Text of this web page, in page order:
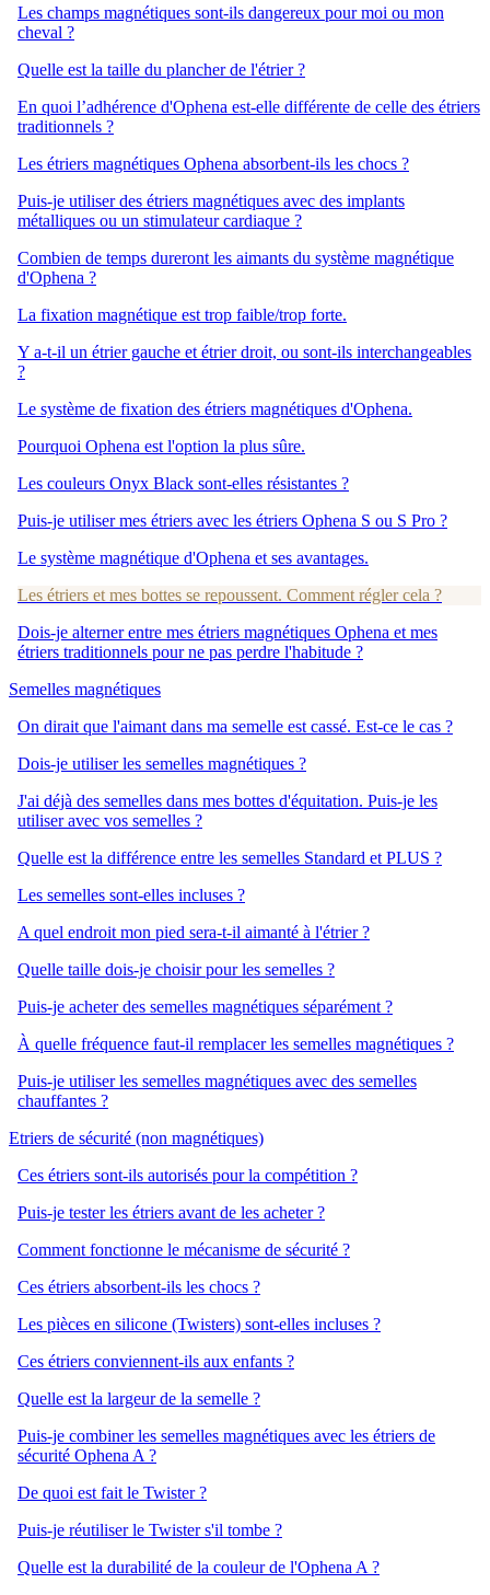
Les champs magnétiques sont-ils dangereux pour moi ou mon
cheval ?
Quelle est la taille du plancher de l'étrier ?
En quoi l’adhérence d'Ophena est-elle différente de celle des étriers
traditionnels ?
Les étriers magnétiques Ophena absorbent-ils les chocs ?
Puis-je utiliser des étriers magnétiques avec des implants
métalliques ou un stimulateur cardiaque ?
Combien de temps dureront les aimants du système magnétique
d'Ophena ?
La fixation magnétique est trop faible/trop forte.
Y a-t-il un étrier gauche et étrier droit, ou sont-ils interchangeables
?
Le système de fixation des étriers magnétiques d'Ophena.
Pourquoi Ophena est l'option la plus sûre.
Les couleurs Onyx Black sont-elles résistantes ?
Puis-je utiliser mes étriers avec les étriers Ophena S ou S Pro ?
Le système magnétique d'Ophena et ses avantages.
Les étriers et mes bottes se repoussent. Comment régler cela ?
Dois-je alterner entre mes étriers magnétiques Ophena et mes
étriers traditionnels pour ne pas perdre l'habitude ?
Semelles magnétiques
On dirait que l'aimant dans ma semelle est cassé. Est-ce le cas ?
Dois-je utiliser les semelles magnétiques ?
J'ai déjà des semelles dans mes bottes d'équitation. Puis-je les
utiliser avec vos semelles ?
Quelle est la différence entre les semelles Standard et PLUS ?
Les semelles sont-elles incluses ?
A quel endroit mon pied sera-t-il aimanté à l'étrier ?
Quelle taille dois-je choisir pour les semelles ?
Puis-je acheter des semelles magnétiques séparément ?
À quelle fréquence faut-il remplacer les semelles magnétiques ?
Puis-je utiliser les semelles magnétiques avec des semelles
chauffantes ?
Etriers de sécurité (non magnétiques)
Ces étriers sont-ils autorisés pour la compétition ?
Puis-je tester les étriers avant de les acheter ?
Comment fonctionne le mécanisme de sécurité ?
Ces étriers absorbent-ils les chocs ?
Les pièces en silicone (Twisters) sont-elles incluses ?
Ces étriers conviennent-ils aux enfants ?
Quelle est la largeur de la semelle ?
Puis-je combiner les semelles magnétiques avec les étriers de
sécurité Ophena A ?
De quoi est fait le Twister ?
Puis-je réutiliser le Twister s'il tombe ?
Quelle est la durabilité de la couleur de l'Ophena A ?